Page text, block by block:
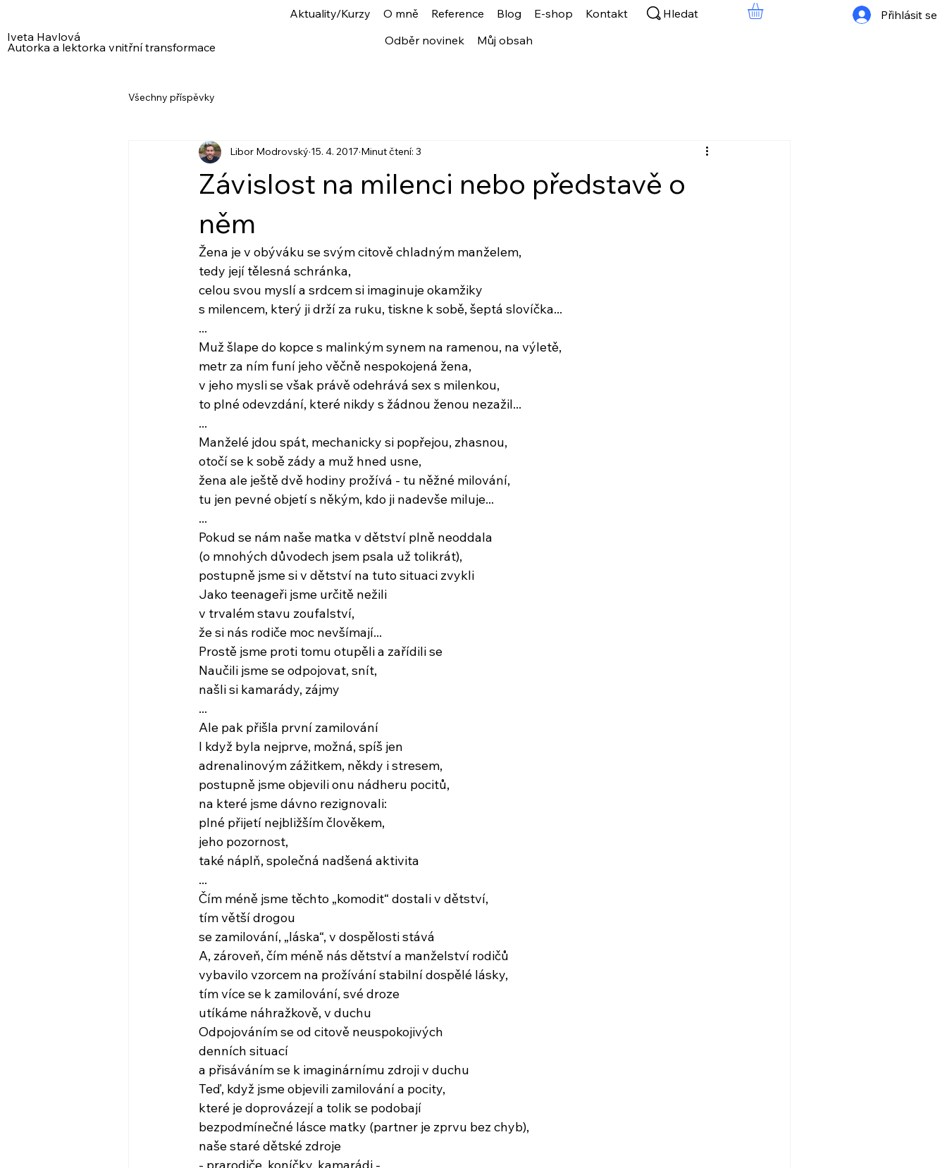
Iveta Havlová
Autorka a lektorka vnitřní transformace
Aktuality/Kurzy O mně Reference Blog E-shop
Kontakt
Odběr novinek
Můj obsah
Přihlásit se
Hledat
Všechny příspěvky
Závislost na milenci nebo představě o
něm
Libor Modrovský 15. 4. 2017 Minut čtení: 3
Žena je v obýváku se svým citově chladným manželem,
tedy její tělesná schránka,
celou svou myslí a srdcem si imaginuje okamžiky
s milencem, který ji drží za ruku, tiskne k sobě, šeptá slovíčka...
...
Muž šlape do kopce s malinkým synem na ramenou, na výletě,
metr za ním funí jeho věčně nespokojená žena,
v jeho mysli se však právě odehrává sex s milenkou,
to plné odevzdání, které nikdy s žádnou ženou nezažil...
...
Manželé jdou spát, mechanicky si popřejou, zhasnou,
otočí se k sobě zády a muž hned usne,
žena ale ještě dvě hodiny prožívá - tu něžné milování,
tu jen pevné objetí s někým, kdo ji nadevše miluje...
...
Pokud se nám naše matka v dětství plně neoddala
(o mnohých důvodech jsem psala už tolikrát),
postupně jsme si v dětství na tuto situaci zvykli
Jako teenageři jsme určitě nežili
v trvalém stavu zoufalství,
že si nás rodiče moc nevšímají...
Prostě jsme proti tomu otupěli a zařídili se
Naučili jsme se odpojovat, snít,
našli si kamarády, zájmy
...
Ale pak přišla první zamilování
I když byla nejprve, možná, spíš jen
adrenalinovým zážitkem, někdy i stresem,
postupně jsme objevili onu nádheru pocitů,
na které jsme dávno rezignovali:
plné přijetí nejbližším člověkem,
jeho pozornost,
také náplň, společná nadšená aktivita
...
Čím méně jsme těchto „komodit“ dostali v dětství,
tím větší drogou
se zamilování, „láska“, v dospělosti stává
A, zároveň, čím méně nás dětství a manželství rodičů
vybavilo vzorcem na prožívání stabilní dospělé lásky,
tím více se k zamilování, své droze
utíkáme náhražkově, v duchu
Odpojováním se od citově neuspokojivých
denních situací
a přisáváním se k imaginárnímu zdroji v duchu
Teď, když jsme objevili zamilování a pocity,
které je doprovázejí a tolik se podobají
bezpodmínečné lásce matky (partner je zprvu bez chyb),
naše staré dětské zdroje
- prarodiče, koníčky, kamarádi -